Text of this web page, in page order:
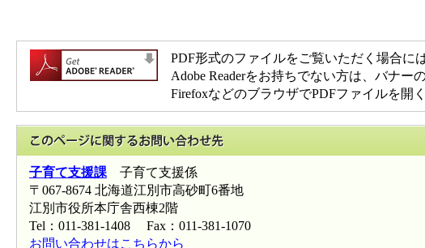
PDF形式のファイルをご覧いただく場合に
Adobe Readerをお持ちでない方は、バナー
FirefoxなどのブラウザでPDFファイルを開
子育て支援課 子育て支援係
〒067-8674 北海道江別市高砂町6番地
江別市役所本庁舎西棟2階
Tel：011-381-1408 Fax：011-381-1070
お問い合わせはこちらから